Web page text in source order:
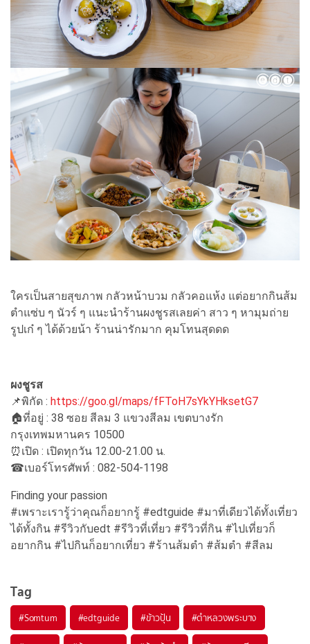
ใครเป็นสายสุขภาพ กลัวหน้าบวม กลัวคอแห้ง แต่อยากกินส้ม
ตำแซ่บ ๆ นัวร์ ๆ แนะนำร้านผงชูรสเลยค่า สาว ๆ หามุมถ่าย
รูปเก๋ ๆ ได้ด้วยน้า ร้านน่ารักมาก คุมโทนสุดดด
ผงชูรส
📌พิกัด : https://goo.gl/maps/fFToH7sYkYHksetG7
🏠ที่อยู่ : 38 ซอย สีลม 3 แขวงสีลม เขตบางรัก
กรุงเทพมหานคร 10500
⏰เปิด : เปิดทุกวัน 12.00-21.00 น.
☎เบอร์โทรศัพท์ : 082-504-1198
Finding your passion
#เพราะเรารู้ว่าคุณก็อยากรู้ #edtguide #มาที่เดียวได้ทั้งเที่ยว
ได้ทั้งกิน #รีวิวกับedt #รีวิวที่เที่ยว #รีวิวที่กิน #ไปเที่ยวก็
อยากกิน #ไปกินก็อยากเที่ยว #ร้านส้มตำ #ส้มตำ #สีลม
Tag
#Somtum #edtguide #ข้าวปุ้น #ตำหลวงพระบาง